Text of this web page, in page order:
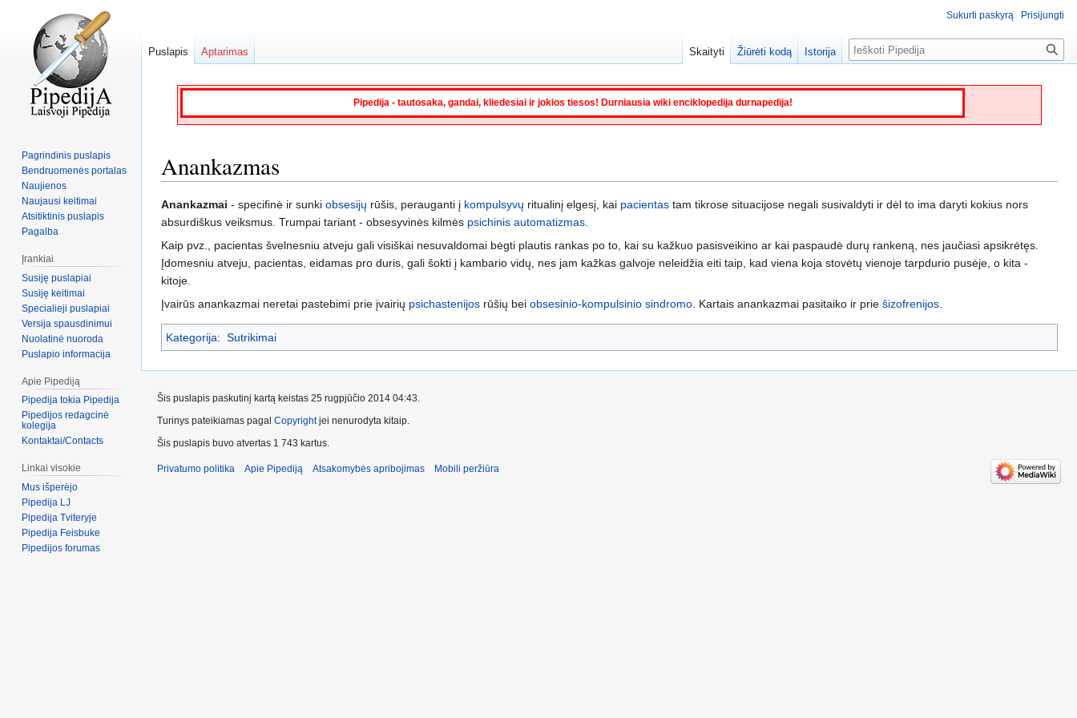
Pipedija - tautosaka, gandai, kliedesiai ir jokios tiesos! Durniausia wiki enciklopedija durnapedija!
Anankazmas
Jump
to
navigation
Jump
to
search
Anankazmai - specifinė ir sunki obsesijų rūšis, perauganti į kompulsyvų ritualinį elgesį, kai pacientas tam tikrose situacijose negali susivaldyti ir dėl to ima daryti kokius nors
absurdiškus veiksmus. Trumpai tariant - obsesyvinės kilmės psichinis automatizmas
Kaip pvz., pacientas švelnesniu atveju gali visiškai nesuvaldomai bėgti plautis rankas po to, kai su kažkuo pasisveikino ar kai paspaudė durų rankeną, nes jaučiasi apsikrėtęs.
Įdomesniu atveju, pacientas, eidamas pro duris, gali šokti į kambario vidų, nes jam kažkas galvoje neleidžia eiti taip, kad viena koja stovėtų vienoje tarpdurio pusėje, o kita -
kitoje.
Įvairūs anankazmai neretai pastebimi prie įvairių psichastenijos rūšių bei obsesinio-kompulsinio sindromo . Kartais anankazmai pasitaiko ir prie šizofrenijos
Kategorija: Sutrikimai
Sukurti paskyrą Prisijungti
Puslapis Aptarimas Skaityti Žiūrėti kodą Istorija Paieška
Pagrindinis puslapis
Bendruomenės portalas
Naujienos
Naujausi keitimai
Atsitiktinis puslapis
Pagalba
Įrankiai
Susiję puslapiai
Susiję keitimai
Specialieji puslapiai
Versija spausdinimui
Nuolatinė nuoroda
Puslapio informacija
Apie Pipediją
Pipedija tokia Pipedija
Pipedijos redagcinė
kolegija
Kontaktai/Contacts
Linkai visokie
Mus išperėjo
Pipedija LJ
Pipedija Tviteryje
Pipedija Feisbuke
Pipedijos forumas
Šis puslapis paskutinį kartą keistas 25 rugpjūčio 2014 04:43.
Turinys pateikiamas pagal Copyrightjei nenurodyta kitaip.
Šis puslapis buvo atvertas 1 743 kartus.
Privatumo politika Apie Pipediją Atsakomybės apribojimas Mobili peržiūra